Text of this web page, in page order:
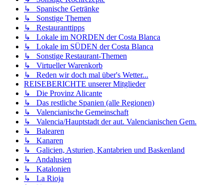
↳ Spanische Getränke
↳ Sonstige Themen
↳ Restauranttipps
↳ Lokale im NORDEN der Costa Blanca
↳ Lokale im SÜDEN der Costa Blanca
↳ Sonstige Restaurant-Themen
↳ Virtueller Warenkorb
↳ Reden wir doch mal über's Wetter...
REISEBERICHTE unserer Mitglieder
↳ Die Provinz Alicante
↳ Das restliche Spanien (alle Regionen)
↳ Valencianische Gemeinschaft
↳ Valencia/Hauptstadt der aut. Valencianischen Gem.
↳ Balearen
↳ Kanaren
↳ Galicien, Asturien, Kantabrien und Baskenland
↳ Andalusien
↳ Katalonien
↳ La Rioja